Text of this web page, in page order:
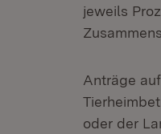
jeweils
Anträge
oder der